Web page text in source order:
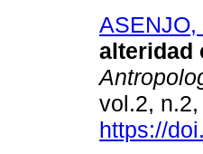
ASENJO,
alteridad
vol.2,
https://